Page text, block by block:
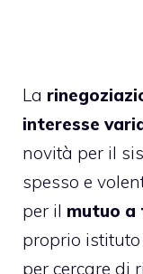
La
interesse
novità per il
spesso e
per il mutuo a
proprio istituto
per cercare di